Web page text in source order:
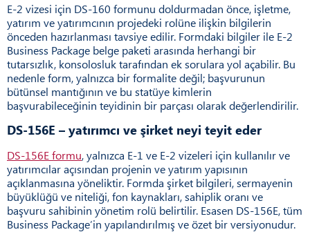
E-2 vizesi için DS-160 formunu doldurmadan önce, işletme,
yatırım ve yatırımcının projedeki rolüne ilişkin bilgilerin
önceden hazırlanması tavsiye edilir. Formdaki bilgiler ile E-2
Business Package belge paketi arasında herhangi bir
tutarsızlık, konsolosluk tarafından ek sorulara yol açabilir. Bu
nedenle form, yalnızca bir formalite değil; başvurunun
bütünsel mantığının ve bu statüye kimlerin
başvurabileceğinin teyidinin bir parçası olarak değerlendirilir.
DS-156E – yatırımcı ve şirket neyi teyit eder
DS-156E formu, yalnızca E-1 ve E-2 vizeleri için kullanılır ve
yatırımcılar açısından projenin ve yatırım yapısının
açıklanmasına yöneliktir. Formda şirket bilgileri, sermayenin
büyüklüğü ve niteliği, fon kaynakları, sahiplik oranı ve
başvuru sahibinin yönetim rolü belirtilir. Esasen DS-156E, tüm
Business Package’in yapılandırılmış ve özet bir versiyonudur.